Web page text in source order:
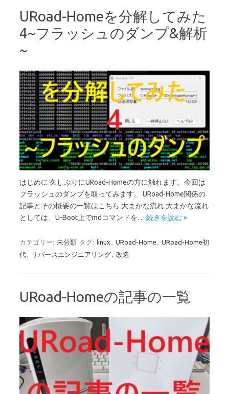
URoad-Homeを分解してみた
4~フラッシュのダンプ&解析
~
はじめに 久しぶりにURoad-Homeの方に触れます。今回は
フラッシュのダンプを取ってみます。 URoad-Home関係の
記事とその概要の一覧はこちら 大まかな流れ 大まかな流れ
としては、U-Boot上でmdコマンドを… 続きを読む »
カテゴリー: 未分類 タグ: linux , URoad-Home , URoad-Home初
代, リバースエンジニアリング, 改造
URoad-Homeの記事の一覧